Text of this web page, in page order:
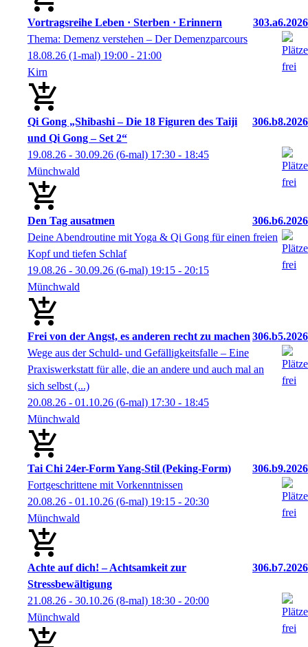
Vortragsreihe Leben · Sterben · Erinnern
303.a6.2026
Thema: Demenz verstehen – Der Demenzparcours
18.08.26 (1-mal) 19:00 - 21:00
Kirn
Qi Gong „Shibashi – Die 18 Figuren des Taiji
und Qi Gong – Set 2“
306.b8.2026
19.08.26 - 30.09.26 (6-mal) 17:30 - 18:45
Münchwald
Den Tag ausatmen
306.b6.2026
Deine Abendroutine mit Yoga & Qi Gong für einen freien
Kopf und tiefen Schlaf
19.08.26 - 30.09.26 (6-mal) 19:15 - 20:15
Münchwald
Frei von der Angst, es anderen recht zu machen 306.b5.2026
Wege aus der Schuld- und Gefälligkeitsfalle – Eine
Praxiswerkstatt für alle, die an andere und auch mal an
sich selbst (...)
20.08.26 - 01.10.26 (6-mal) 17:30 - 18:45
Münchwald
Tai Chi 24er-Form Yang-Stil (Peking-Form)
306.b9.2026
Fortgeschrittene mit Vorkenntnissen
20.08.26 - 01.10.26 (6-mal) 19:15 - 20:30
Münchwald
Achte auf dich! – Achtsamkeit zur
Stressbewältigung
306.b7.2026
21.08.26 - 30.10.26 (8-mal) 18:30 - 20:00
Münchwald